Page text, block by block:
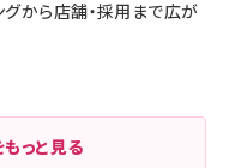
グから店舗・採用まで広が
っと見る